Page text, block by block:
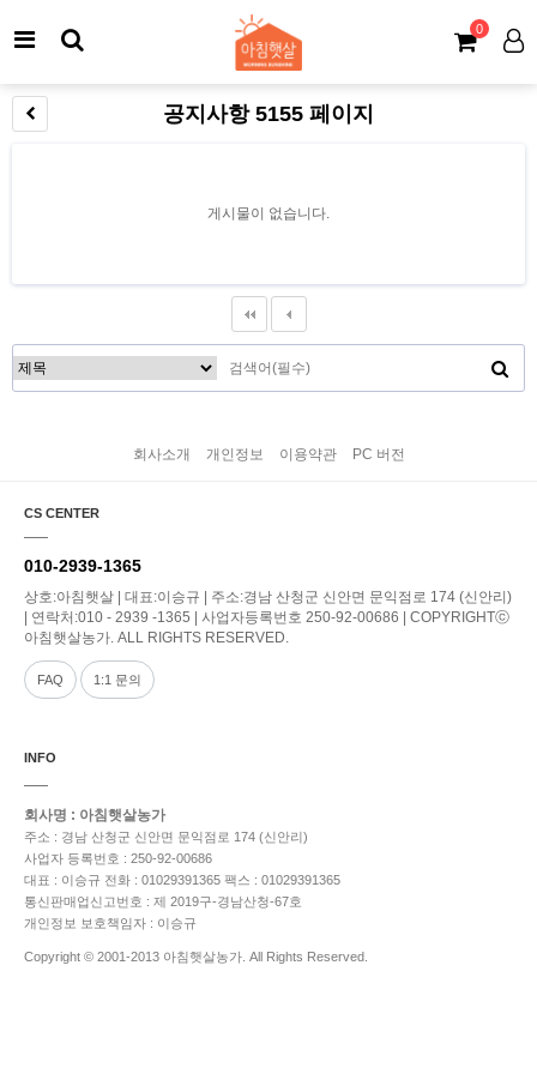
0
공지사항 5155 페이지
게시물이 없습니다.
회사소개 개인정보 이용약관 PC 버전
CS CENTER
010-2939-1365
상호:아침햇살 | 대표:이승규 | 주소:경남 산청군 신안면 문익점로 174 (신안리)
| 연락처:010 - 2939 -1365 | 사업자등록번호 250-92-00686 | COPYRIGHTⓒ
아침햇살농가. ALL RIGHTS RESERVED.
FAQ 1:1 문의
INFO
회사명 : 아침햇살농가
주소 : 경남 산청군 신안면 문익점로 174 (신안리)
사업자 등록번호 : 250-92-00686
대표 : 이승규 전화 : 01029391365 팩스 : 01029391365
통신판매업신고번호 : 제 2019구-경남산청-67호
개인정보 보호책임자 : 이승규
Copyright © 2001-2013 아침햇살농가. All Rights Reserved.